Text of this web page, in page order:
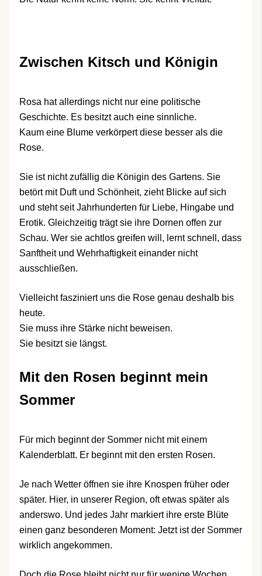
Zwischen Kitsch und Königin
Rosa hat allerdings nicht nur eine politische
Geschichte. Es besitzt auch eine sinnliche.
Kaum eine Blume verkörpert diese besser als die
Rose.
Sie ist nicht zufällig die Königin des Gartens. Sie
betört mit Duft und Schönheit, zieht Blicke auf sich
und steht seit Jahrhunderten für Liebe, Hingabe und
Erotik. Gleichzeitig trägt sie ihre Dornen offen zur
Schau. Wer sie achtlos greifen will, lernt schnell, dass
Sanftheit und Wehrhaftigkeit einander nicht
ausschließen.
Vielleicht fasziniert uns die Rose genau deshalb bis
heute.
Sie muss ihre Stärke nicht beweisen.
Sie besitzt sie längst.
Mit den Rosen beginnt mein
Sommer
Für mich beginnt der Sommer nicht mit einem
Kalenderblatt. Er beginnt mit den ersten Rosen.
Je nach Wetter öffnen sie ihre Knospen früher oder
später. Hier, in unserer Region, oft etwas später als
anderswo. Und jedes Jahr markiert ihre erste Blüte
einen ganz besonderen Moment: Jetzt ist der Sommer
wirklich angekommen.